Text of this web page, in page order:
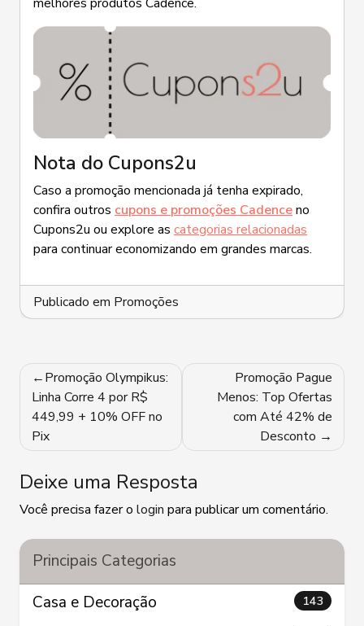
Nota do Cupons2u
Caso a promoção mencionada já tenha expirado,
confira outros cupons e promoções Cadenceno
Cupons2u ou explore as categorias relacionadas
para continuar economizando em grandes marcas.
Publicado em Promoções
Navegação
de
Post
Promoção Olympikus:
Linha Corre 4 por R$
449,99 + 10% OFF no
Pix
Promoção Pague
Menos: Top Ofertas
com Até 42% de
Desconto
Deixe uma Resposta
Você precisa fazer o login para publicar um comentário.
Principais Categorias
Casa e Decoração
143